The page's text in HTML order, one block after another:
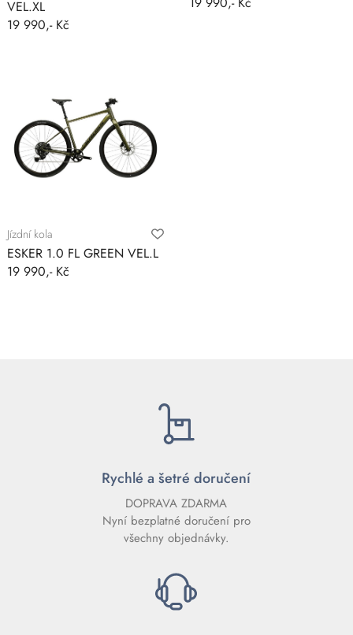
VEL.XL
19 990,- Kč
Jízdní kola
ESKER 1.0 FL GREEN VEL.L
19 990,- Kč
Rychlé a šetré doručení
DOPRAVA ZDARMA
Nyní bezplatné doručení pro
všechny objednávky.